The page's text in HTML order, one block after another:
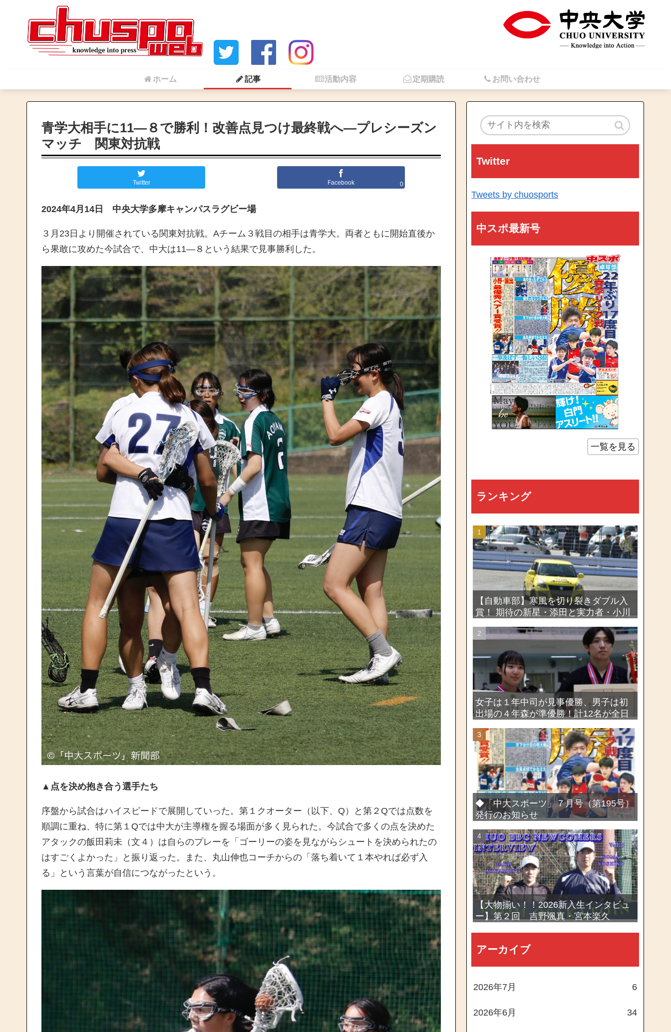
ホーム 記事 活動内容 定期購読 お問い合わせ
青学大相手に11―８で勝利！改善点見つけ最終戦へ―プレシーズン
マッチ 関東対抗戦
Twitter Facebook 0
2024年4月14日 中央大学多摩キャンパスラグビー場
３月23日より開催されている関東対抗戦。Aチーム３戦目の相手は青学大。両者ともに開始直後か
ら果敢に攻めた今試合で、中大は11―８という結果で見事勝利した。
▲点を決め抱き合う選手たち
序盤から試合はハイスピードで展開していった。第１クオーター（以下、Q）と第２Qでは点数を
順調に重ね、特に第１Qでは中大が主導権を握る場面が多く見られた。今試合で多くの点を決めた
アタックの飯田莉未（文４）は自らのプレーを「ゴーリーの姿を見ながらシュートを決められたの
はすごくよかった」と振り返った。また、丸山伸也コーチからの「落ち着いて１本やれば必ず入
る」という言葉が自信につながったという。
Twitter
Tweets by chuosports
中スポ最新号
一覧を見る
ランキング
【自動車部】寒風を切り裂きダブル入
賞！ 期待の新星・添田と実力者・小川
大会2026
女子は１年中司が見事優勝、男子は初
出場の４年森が準優勝！計12名が全日
剣道選手権大会・第72回関東学生剣道
選手権大会
◆「中大スポーツ」７月号（第195号）
発行のお知らせ
【大物揃い！！2026新入生インタビュ
ー】第２回 吉野颯真・宮本楽久
アーカイブ
2026年7月 6
2026年6月 34